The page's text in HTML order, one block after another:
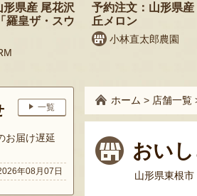
県産 尾花沢
羅皇ザ・スウ
予約注文：山形県産
丘メロン
小林直太郎農園
一覧
お届け遅延
年08月07日
ホーム > 店舗一覧
おい
山形県東根市